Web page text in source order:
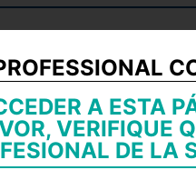
El
A ESTA
VERIFIQUE
DE LA